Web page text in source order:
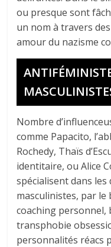
ou presque sont
un nom à travers
amour du nazisme
Nombre
comme Papacito,
Rochedy, Thaïs
identitaire, ou Alice
spécialisent dans
masculinistes, par le
coaching personnel,
transphobie
personnalités réacs